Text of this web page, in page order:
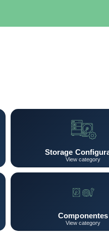
Storage
View category
Componentes
View category